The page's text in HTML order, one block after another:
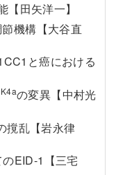
田矢洋一】
機構【大谷直
と癌における
の変異【中村光
撹乱【岩永律
のEID-1【三宅